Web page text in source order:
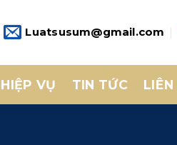
Luatsusum@gmail.com
VỤ TIN TỨC LIÊN